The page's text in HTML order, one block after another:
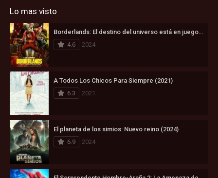
Lo mas visto
4.6
2024
A Todos Los Chicos Para Siempre (2021)
6.3
2021
El planeta de los simios: Nuevo reino (2024)
6.9
2024